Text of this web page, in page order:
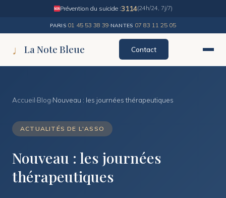
Prévention du suicide :3114(24h/24, 7j/7)
PARIS 01 45 53 38 39·NANTES 07 83 11 25 05
♩ La Note Bleue Contact
Accueil›Blog›Nouveau : les journées thérapeutiques
ACTUALITÉS DE L'ASSO
Nouveau : les journées
thérapeutiques